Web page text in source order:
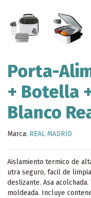
Porta-
+ Botella
Blanco
Marca: REAL MADRID
Aislamiento termico de
utra seguro, facil de
deslizante. Asa
moldeada. Incluye